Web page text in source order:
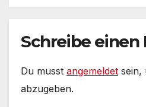
Schreibe
Du musst angemeldet sein,
abzugeben.